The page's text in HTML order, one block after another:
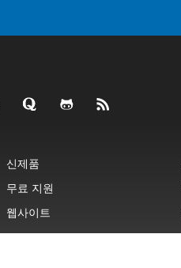
신제품
무료 지원
웹사이트